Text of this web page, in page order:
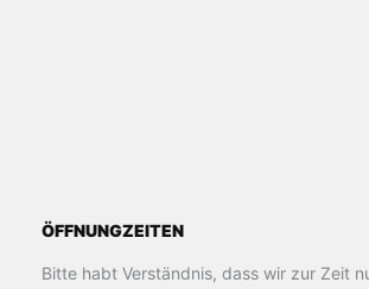
ÖFFNUNGZEITEN
Bitte habt Verständnis, dass wir zur Zeit